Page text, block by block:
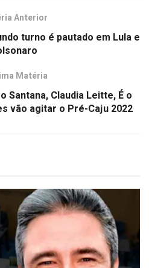
Anterior
turno é pautado em Lula e
Matéria
Santana, Claudia Leitte, É o
vão agitar o Pré-Caju 2022